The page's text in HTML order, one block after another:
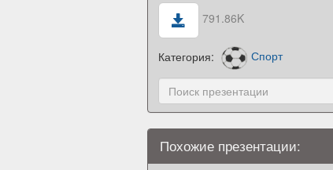
791.86K
Категория: Спорт
Похожие презентации: